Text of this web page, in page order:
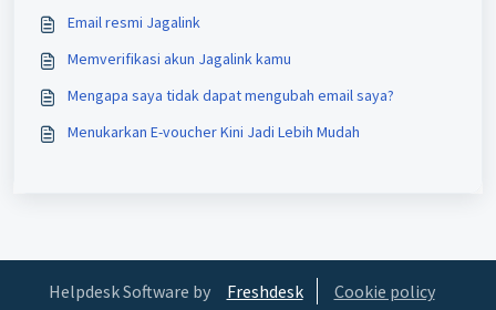
Email resmi Jagalink
Memverifikasi akun Jagalink kamu
Mengapa saya tidak dapat mengubah email saya?
Menukarkan E-voucher Kini Jadi Lebih Mudah
Helpdesk Software by Freshdesk Cookie policy